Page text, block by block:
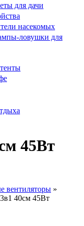
для дачи
насекомых
ловушки для
45Вт
вентиляторы »
40см 45Вт